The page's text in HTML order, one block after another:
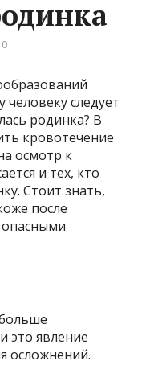
следует
родинка? В
кровотечение
осмотр к
и тех, кто
Стоит знать,
после
опасными
это явление
осложнений.